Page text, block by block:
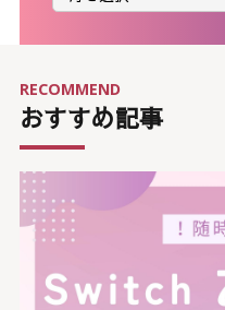
ア
カ
おすすめ記事
RECOMMEND